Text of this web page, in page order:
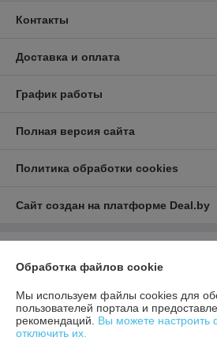
Контакты
Доставка и оплата
График работы
Полная версия сайта
Политика обработки cookies
Сайт создан на платформе Deal.by
220036, г. Минск, пер. Загородный 3-й, дом
Регистрационный номер ЕГР: 193513087
Обработка файлов cookie
Мы используем файлы cookies для
пользователей портала и
рекомендаций. Вы можете настроить
отключить их.